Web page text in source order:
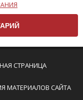
на сайте,
правил:
слишком
обсуждения.
комментарие
СТРАНИЦА
МАТЕРИАЛОВ САЙТА